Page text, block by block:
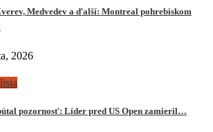
Medvedev a ďalší: Montreal pohrebiskom
2026
pozornosť: Líder pred US Open zamieril…